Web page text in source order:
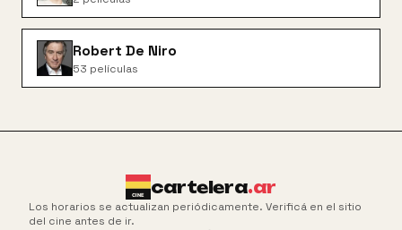
Robert De Niro
53 películas
cartelera.ar
Los horarios se actualizan periódicamente. Verificá en el sitio
del cine antes de ir.